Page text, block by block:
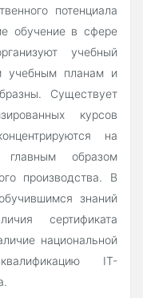
потенциала
обучение в сфере
учебный
учебным планам и
Существует
курсов
на
главным образом
производства. В
знаний
сертификата
национальной
IT-